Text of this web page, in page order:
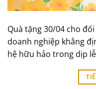
Quà tặng 30/04 cho
doanh nghiệp khẳng
hệ hữu hảo trong dịp